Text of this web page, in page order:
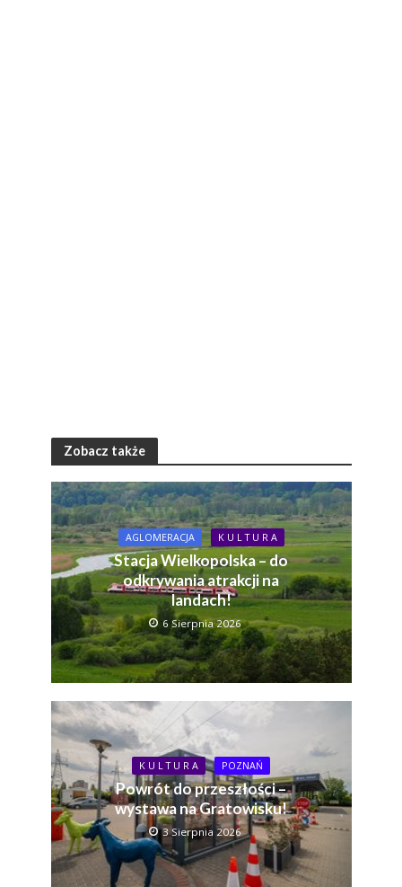
Zobacz także
AGLOMERACJA K U L T U R A
Stacja Wielkopolska – do
odkrywania atrakcji na
landach!
6 Sierpnia 2026
K U L T U R A POZNAŃ
Powrót do przeszłości –
wystawa na Gratowisku!
3 Sierpnia 2026